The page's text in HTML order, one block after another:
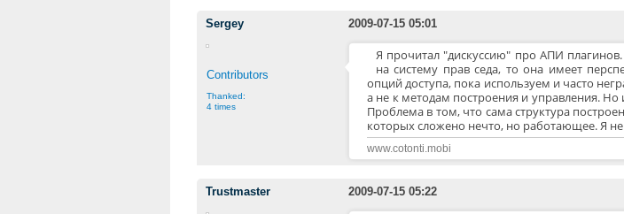
Sergey 2009-07-15 05:01
Contributors
Thanked:
4 times
Я прочитал "дискуссию" про АПИ
на систему прав седа, то она имеет
опций доступа, пока используем и часто
а не к методам построения и управления. Но
Проблема в том, что сама структура
которых сложено нечто, но работающее. Я
www.cotonti.mobi
Trustmaster 2009-07-15 05:22